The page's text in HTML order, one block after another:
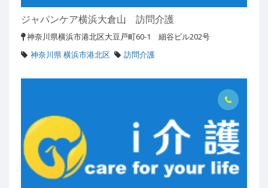
ジャパンケア横浜大倉山 訪問介護
神奈川県横浜市港北区大豆戸町60-1 細谷ビル202号
神奈川県 横浜市港北区
訪問介護